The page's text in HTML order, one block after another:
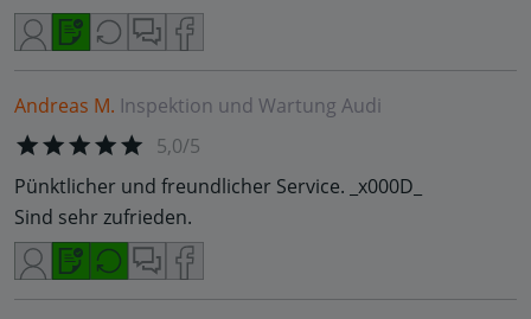
Andreas M. Inspektion und Wartung Audi
5,0/5
Pünktlicher und freundlicher Service. _x000D_
Sind sehr zufrieden.